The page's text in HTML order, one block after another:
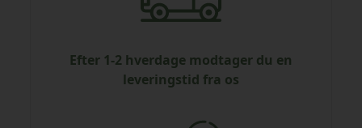
Efter 1-2 hverdage modtager du en
leveringstid fra os